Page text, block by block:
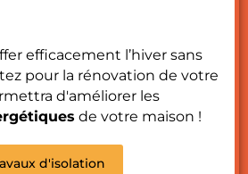
efficacement l’hiver sans
pour la rénovation de votre
d'améliorer les
de votre maison !
d'isolation